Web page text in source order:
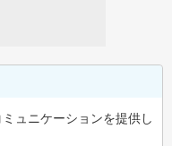
ュニケーションを提供し